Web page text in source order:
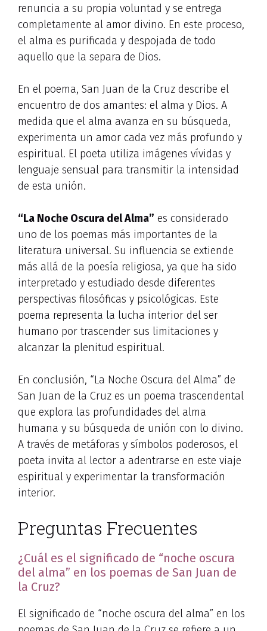
renuncia a su propia voluntad y se entrega
completamente al amor divino. En este proceso,
el alma es purificada y despojada de todo
aquello que la separa de Dios.
En el poema, San Juan de la Cruz describe el
encuentro de dos amantes: el alma y Dios. A
medida que el alma avanza en su búsqueda,
experimenta un amor cada vez más profundo y
espiritual. El poeta utiliza imágenes vívidas y
lenguaje sensual para transmitir la intensidad
de esta unión.
“La Noche Oscura del Alma” es considerado
uno de los poemas más importantes de la
literatura universal. Su influencia se extiende
más allá de la poesía religiosa, ya que ha sido
interpretado y estudiado desde diferentes
perspectivas filosóficas y psicológicas. Este
poema representa la lucha interior del ser
humano por trascender sus limitaciones y
alcanzar la plenitud espiritual.
En conclusión, “La Noche Oscura del Alma” de
San Juan de la Cruz es un poema trascendental
que explora las profundidades del alma
humana y su búsqueda de unión con lo divino.
A través de metáforas y símbolos poderosos, el
poeta invita al lector a adentrarse en este viaje
espiritual y experimentar la transformación
interior.
Preguntas Frecuentes
¿Cuál es el significado de “noche oscura
del alma” en los poemas de San Juan de
la Cruz?
El significado de “noche oscura del alma” en los